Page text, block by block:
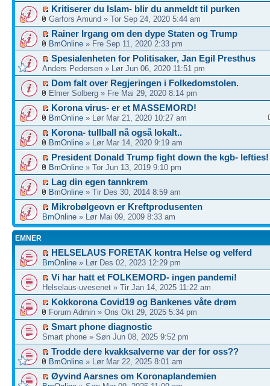
Kritiserer du Islam- blir du anmeldt til purken
Garfors Amund » Tor Sep 24, 2020 5:44 am
Rainer Irgang om den dype Staten og Trump
BmOnline » Fre Sep 11, 2020 2:33 pm
Spesialenheten for Politisaker, Jan Egil Presthus
Anders Pedersen » Lør Jun 06, 2020 11:51 pm
Dom falt over Regjeringen i Folkedomstolen.
Elmer Solberg » Fre Mai 29, 2020 8:14 pm
Korona virus- er et MASSEMORD!
BmOnline » Lør Mar 21, 2020 10:27 am
Korona- tullball nå også lokalt..
BmOnline » Lør Mar 14, 2020 9:19 am
President Donald Trump fight down the kgb- lefties!
BmOnline » Tor Jun 13, 2019 9:10 pm
Lag din egen tannkrem
BmOnline » Tir Des 30, 2014 8:59 am
Mikrobølgeovn er Kreftprodusenten
BmOnline » Lør Mai 09, 2009 8:33 am
EMNER
HELSELAUS FORETAK kontra Helse og velferd
BmOnline » Lør Des 02, 2023 12:29 pm
Vi har hatt et FOLKEMORD- ingen pandemi!
Helselaus-uvesenet » Tir Jan 14, 2025 11:22 am
Kokkorona Covid19 og Bankenes våte drøm
Forum Admin » Ons Okt 29, 2025 5:34 pm
Smart phone diagnostic
Smart phone » Søn Jun 08, 2025 9:52 pm
Trodde dere kvakksalverne var der for oss??
BmOnline » Lør Mar 22, 2025 8:01 am
Øyvind Aarsnes om Koronaplandemien